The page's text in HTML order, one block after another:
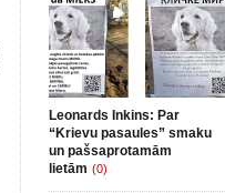
Leonards Inkins: Par
“Krievu pasaules” smaku
un pašsaprotamām
lietām (0)